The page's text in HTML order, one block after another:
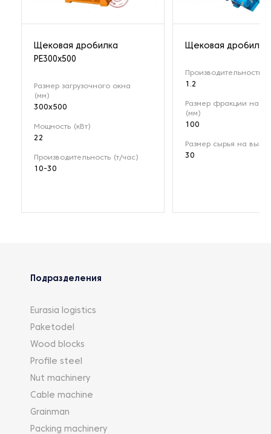
Щековая дробилка
РЕ300x500
Размер загрузочного окна
(мм)
300x500
Мощность (кВт)
22
Производительность (т/час)
10-30
Щековая дробилка
Производительность
1.2
Размер фракции на
(мм)
100
Размер сырья на
30
Подразделения
Eurasia logistics
Paketodel
Wood blocks
Profile steel
Nut machinery
Cable machine
Grainman
Packing machinery